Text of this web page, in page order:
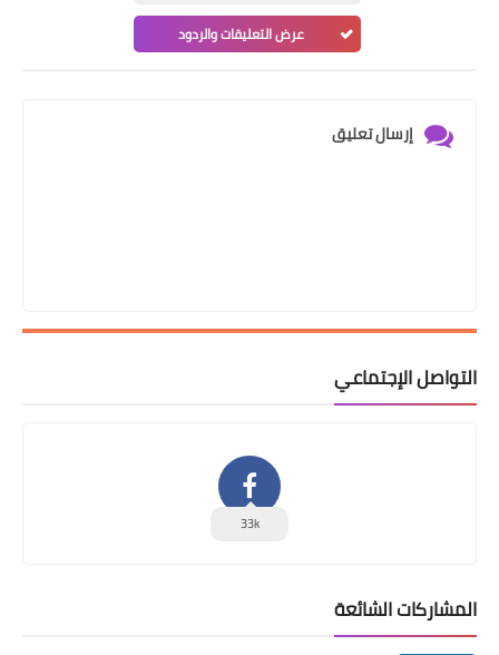
عرض التعليقات والردود
إرسال تعليق
التواصل الإجتماعي
33k
المشاركات الشائعة